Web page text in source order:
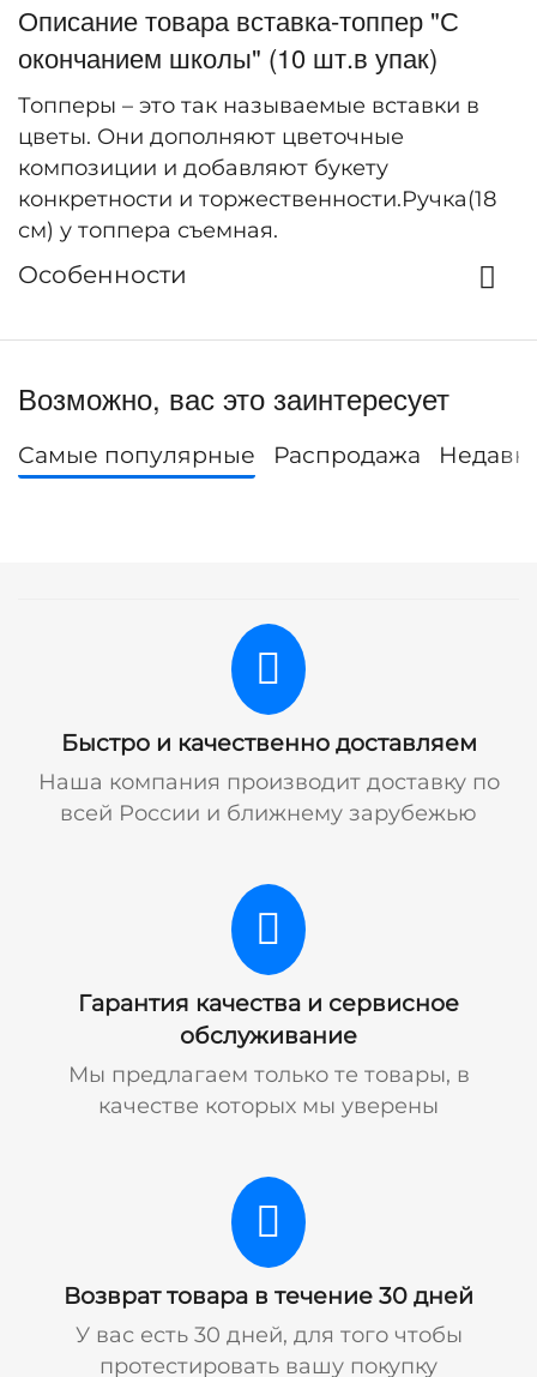
Описание товара вставка-топпер "С
окончанием школы" (10 шт.в упак)
Топперы – это так называемые вставки в
цветы. Они дополняют цветочные
композиции и добавляют букету
конкретности и торжественности.Ручка(18
см) у топпера съемная.
Особенности
Возможно, вас это заинтересует
Самые популярные Распродажа
Быстро и качественно доставляем
Наша компания производит доставку по
всей России и ближнему зарубежью
Гарантия качества и сервисное
обслуживание
Мы предлагаем только те товары, в
качестве которых мы уверены
Возврат товара в течение 30 дней
У вас есть 30 дней, для того чтобы
протестировать вашу покупку